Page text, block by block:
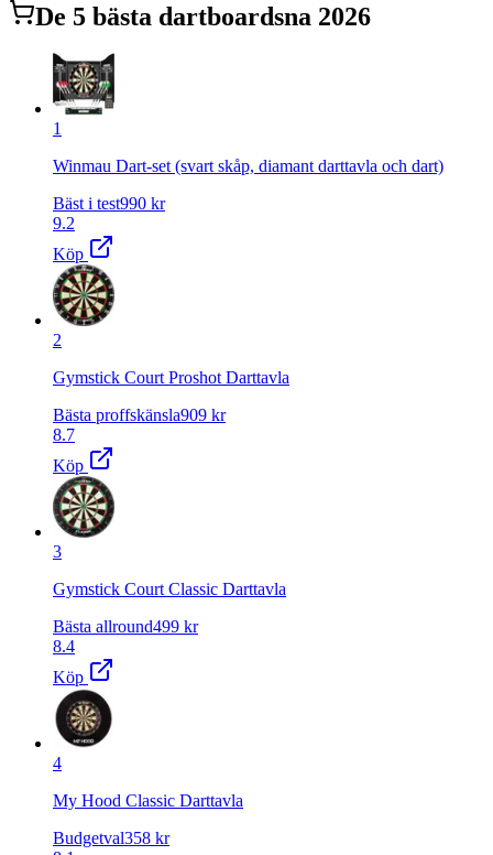
De 5 bästa dartboardsna 2026
1
Winmau Dart-set (svart skåp, diamant darttavla och dart)
Bäst i test990 kr
9.2
Köp
2
Gymstick Court Proshot Darttavla
Bästa proffskänsla909 kr
8.7
Köp
3
Gymstick Court Classic Darttavla
Bästa allround499 kr
8.4
Köp
4
My Hood Classic Darttavla
Budgetval358 kr